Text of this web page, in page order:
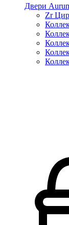
Двери
Zr